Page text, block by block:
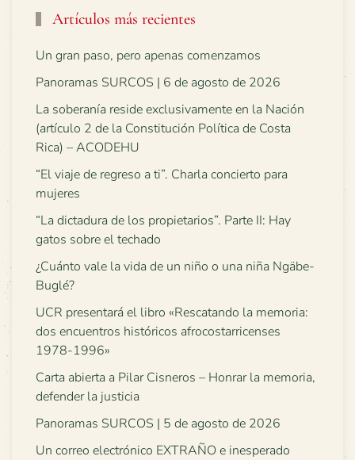
Artículos más recientes
Un gran paso, pero apenas comenzamos
Panoramas SURCOS | 6 de agosto de 2026
La soberanía reside exclusivamente en la Nación
(artículo 2 de la Constitución Política de Costa
Rica) – ACODEHU
“El viaje de regreso a ti”. Charla concierto para
mujeres
“La dictadura de los propietarios”. Parte II: Hay
gatos sobre el techado
¿Cuánto vale la vida de un niño o una niña Ngäbe-
Buglé?
UCR presentará el libro «Rescatando la memoria:
dos encuentros históricos afrocostarricenses
1978-1996»
Carta abierta a Pilar Cisneros – Honrar la memoria,
defender la justicia
Panoramas SURCOS | 5 de agosto de 2026
Un correo electrónico EXTRAÑO e inesperado